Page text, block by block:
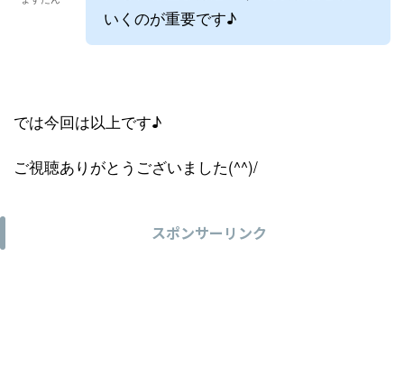
いくのが重要です♪
では今回は以上です♪
ご視聴ありがとうございました(^^)/
スポンサーリンク